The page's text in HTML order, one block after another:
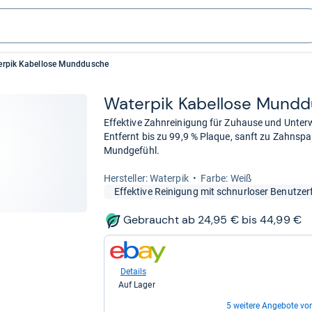
Kabellose Munddusche
Water­pik Kabel­lose
Effektive Zahnreinigung für Zuhause und
Entfernt bis zu 99,9 % Plaque, sanft zu
Mundgefühl.
Her­stel­ler: Waterpik
Farbe: Weiß
Effektive Reinigung mit schnurloser
Gebraucht ab 24,95 € bis 44,99 €
zum
Shop:
eBay
für
Details
Auf Lager
5 weitere Angebote